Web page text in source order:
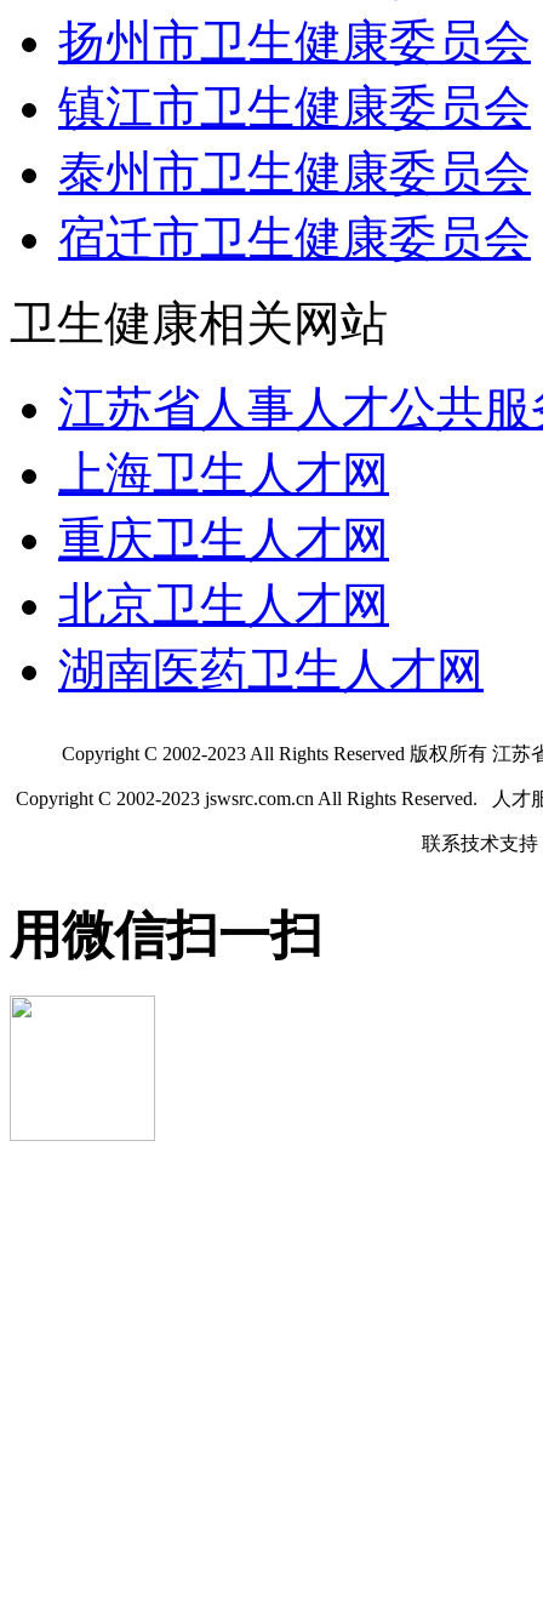
扬州市卫生健康委员会
镇江市卫生健康委员会
泰州市卫生健康委员会
宿迁市卫生健康委员会
卫生健康相关网站
江苏省人事人才公共服
上海卫生人才网
重庆卫生人才网
北京卫生人才网
湖南医药卫生人才网
Copyright C 2002-2023 All Rights Reserved 版权所有
Copyright C 2002-2023 jswsrc.com.cn All Rights Reserved. 人
联系技术支持
用微信扫一扫